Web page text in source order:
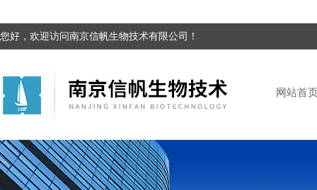
您好，欢迎访问南京信帆生物技术有限公司！
网站首